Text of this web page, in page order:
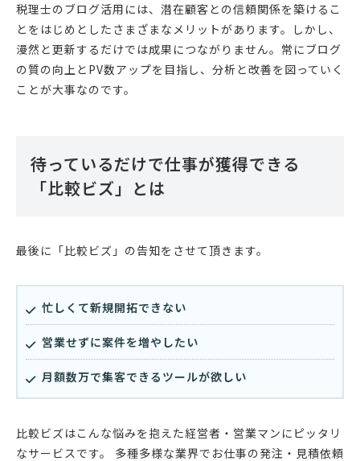
税理士のブログ活用には、潜在顧客との信頼関係を築けるこ
とをはじめとしたさまざまなメリットがあります。しかし、
漫然と更新するだけでは成果につながりません。常にブログ
の質の向上とPV数アップを目指し、分析と改善を図っていく
ことが大事なのです。
待っているだけで仕事が獲得できる
「比較ビズ」とは
最後に「比較ビズ」の告知をさせて頂きます。
忙しくて新規開拓できない
営業せずに案件を増やしたい
月額数万で集客できるツールが欲しい
比較ビズはこんな悩みを抱えた経営者・営業マンにピッタリ
なサービスです。 多種多様な業界でお仕事の発注・見積依頼